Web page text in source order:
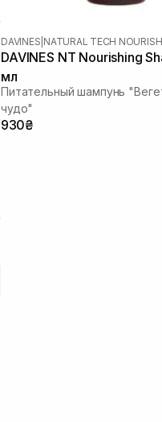
DAVINES NATURAL TECH
DAVINES NT Nourishing
мл
Питательный шампунь
чудо"
930₴